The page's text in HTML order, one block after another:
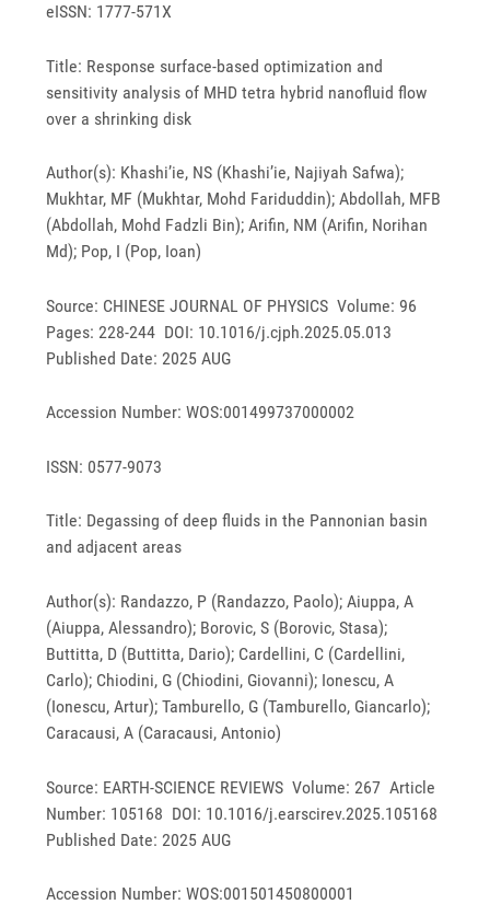
eISSN: 1777-571X
Title: Response surface-based optimization and
sensitivity analysis of MHD tetra hybrid nanofluid flow
over a shrinking disk
Author(s): Khashi’ie, NS (Khashi’ie, Najiyah Safwa);
Mukhtar, MF (Mukhtar, Mohd Fariduddin); Abdollah, MFB
(Abdollah, Mohd Fadzli Bin); Arifin, NM (Arifin, Norihan
Md); Pop, I (Pop, Ioan)
Source: CHINESE JOURNAL OF PHYSICS Volume: 96
Pages: 228-244 DOI: 10.1016/j.cjph.2025.05.013
Published Date: 2025 AUG
Accession Number: WOS:001499737000002
ISSN: 0577-9073
Title: Degassing of deep fluids in the Pannonian basin
and adjacent areas
Author(s): Randazzo, P (Randazzo, Paolo); Aiuppa, A
(Aiuppa, Alessandro); Borovic, S (Borovic, Stasa);
Buttitta, D (Buttitta, Dario); Cardellini, C (Cardellini,
Carlo); Chiodini, G (Chiodini, Giovanni); Ionescu, A
(Ionescu, Artur); Tamburello, G (Tamburello, Giancarlo);
Caracausi, A (Caracausi, Antonio)
Source: EARTH-SCIENCE REVIEWS Volume: 267 Article
Number: 105168 DOI: 10.1016/j.earscirev.2025.105168
Published Date: 2025 AUG
Accession Number: WOS:001501450800001